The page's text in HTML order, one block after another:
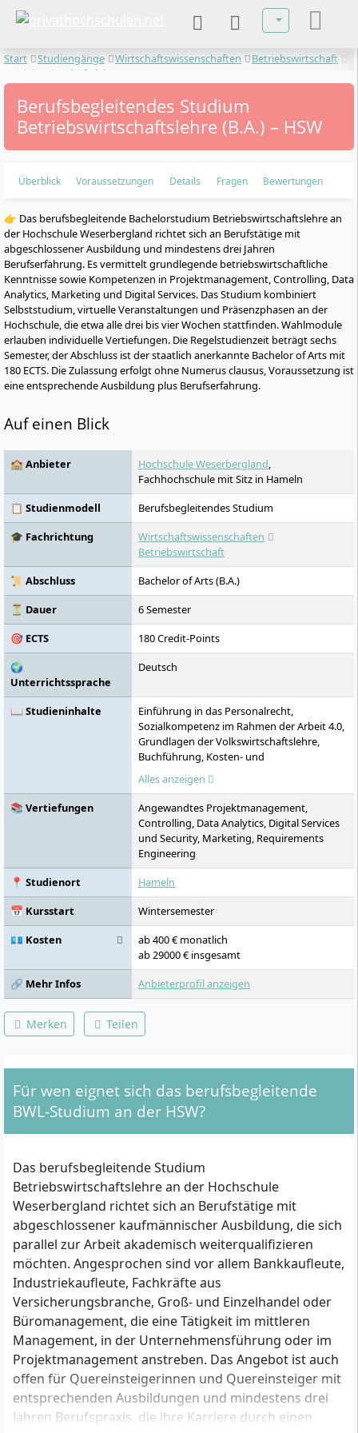
Sprache
Start Studiengänge Wirtschaftswissenschaften
Betriebswirtschaft
Betriebswirtschaftslehre
Berufsbegleitendes Studium
Betriebswirtschaftslehre (B.A.) – HSW
Überblick Voraussetzungen Details Fragen Bewertungen
👉 Das berufsbegleitende Bachelorstudium Betriebswirtschaftslehre an
der Hochschule Weserbergland richtet sich an Berufstätige mit
abgeschlossener Ausbildung und mindestens drei Jahren
Berufserfahrung. Es vermittelt grundlegende betriebswirtschaftliche
Kenntnisse sowie Kompetenzen in Projektmanagement, Controlling, Data
Analytics, Marketing und Digital Services. Das Studium kombiniert
Selbststudium, virtuelle Veranstaltungen und Präsenzphasen an der
Hochschule, die etwa alle drei bis vier Wochen stattfinden. Wahlmodule
erlauben individuelle Vertiefungen. Die Regelstudienzeit beträgt sechs
Semester, der Abschluss ist der staatlich anerkannte Bachelor of Arts mit
180 ECTS. Die Zulassung erfolgt ohne Numerus clausus, Voraussetzung ist
eine entsprechende Ausbildung plus Berufserfahrung.
Auf einen Blick
🏫 Anbieter Hochschule Weserbergland,
Fachhochschule mit Sitz in Hameln
📋 Studienmodell
Berufsbegleitendes Studium
🎓 Fachrichtung
Wirtschaftswissenschaften
Betriebswirtschaft
📜 Abschluss
Bachelor of Arts (B.A.)
⏳ Dauer
6 Semester
🎯 ECTS
180 Credit-Points
🌍
Unterrichtssprache
Deutsch
📖 Studieninhalte
Einführung in das Personalrecht,
Sozialkompetenz im Rahmen der Arbeit 4.0,
Grundlagen der Volkswirtschaftslehre,
Buchführung, Kosten- und
Leistungsrechnung, Lern-, Methoden- und
Personalkompetenz, Methodik I: Wiss.
Arbeiten, Einführung in die BWL und das
Personalmanagement, Bilanzierung,
Finanzwirtschaft, Grundlagen der Digitalen
Transformation, Mathematik/Statistik, New
Work: Arbeiten und Lernen im Wandel,
Methodik II: Qualitative empirische
Sozialforschung, Marketing,
Innovationsmanagement, Digital
Entrepreneurship, Strategische
Unternehmensführung und digitale
Geschäftsmodelle, Projektmanagement,
Methodik III: Quantitative empirische
Sozialforschung, Grundlagen des
bürgerlichen Rechts, Bachelorthesis und
Kolloquium, Controlling I, Controlling II,
Angewandtes Projektmanagement II, Data
Analytics I, Data Analytics II, Marketing I,
Marketing II
Alles anzeigen
📚 Vertiefungen
Angewandtes Projektmanagement,
Controlling, Data Analytics, Digital Services
und Security, Marketing, Requirements
Engineering
📍 Studienort
Hameln
📅 Kursstart
Wintersemester
💶 Kosten
ab 400 € monatlich
ab 29000 € insgesamt
🔗 Mehr Infos
Anbieterprofil anzeigen
Merken Teilen
Für wen eignet sich das berufsbegleitende
BWL-Studium an der HSW?
Das berufsbegleitende Studium
Betriebswirtschaftslehre an der Hochschule
Weserbergland richtet sich an Berufstätige mit
abgeschlossener kaufmännischer Ausbildung, die sich
parallel zur Arbeit akademisch weiterqualifizieren
möchten. Angesprochen sind vor allem Bankkaufleute,
Industriekaufleute, Fachkräfte aus
Versicherungsbranche, Groß- und Einzelhandel oder
Büromanagement, die eine Tätigkeit im mittleren
Management, in der Unternehmensführung oder im
Projektmanagement anstreben. Das Angebot ist auch
offen für Quereinsteigerinnen und Quereinsteiger mit
entsprechenden Ausbildungen und mindestens drei
Jahren Berufspraxis, die ihre Karriere durch einen